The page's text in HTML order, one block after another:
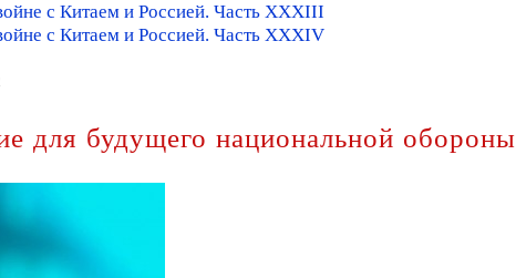
с Китаем и Россией. Часть XХXIII
с Китаем и Россией. Часть XХXIV
для будущего национальной обороны